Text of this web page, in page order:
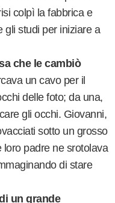
colpì la fabbrica e
gli studi per iniziare a
che le cambiò
un cavo per il
delle foto; da una,
gli occhi. Giovanni,
sotto un grosso
padre ne srotolava
di stare
un grande